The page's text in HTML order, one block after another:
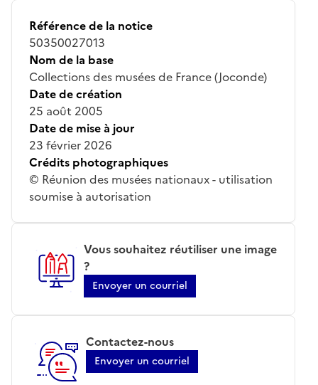
Référence de la notice
50350027013
Nom de la base
Collections des musées de France (Joconde)
Date de création
25 août 2005
Date de mise à jour
23 février 2026
Crédits photographiques
© Réunion des musées nationaux - utilisation
soumise à autorisation
Vous souhaitez réutiliser une image
?
Envoyer un courriel
Contactez-nous
Envoyer un courriel